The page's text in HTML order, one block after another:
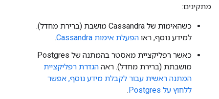
מתקינים:
כשהאימות של Cassandra מושבת (ברירת מחדל).
למידע נוסף, ראו הפעלת אימות Cassandra
.
כאשר רפליקציית מאסטר בהמתנה של Postgres
מושבתת (ברירת מחדל). ראה הגדרת רפליקציית
המתנה ראשית עבור לקבלת מידע נוסף, אפשר
ללחוץ על Postgres
.